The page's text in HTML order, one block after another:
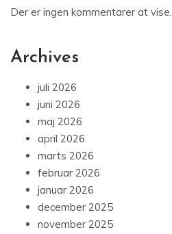
Der er ingen kommentarer at vise.
Archives
juli 2026
juni 2026
maj 2026
april 2026
marts 2026
februar 2026
januar 2026
december 2025
november 2025